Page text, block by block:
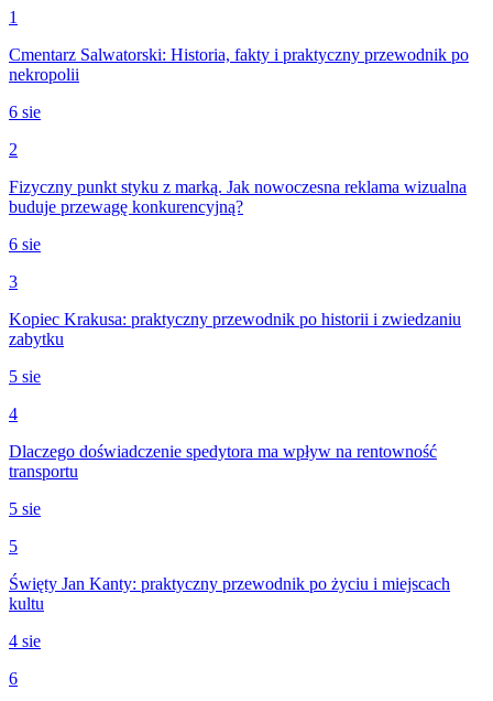
1
Cmentarz Salwatorski: Historia, fakty i praktyczny przewodnik po
nekropolii
6 sie
2
Fizyczny punkt styku z marką. Jak nowoczesna reklama wizualna
buduje przewagę konkurencyjną?
6 sie
3
Kopiec Krakusa: praktyczny przewodnik po historii i zwiedzaniu
zabytku
5 sie
4
Dlaczego doświadczenie spedytora ma wpływ na rentowność
transportu
5 sie
5
Święty Jan Kanty: praktyczny przewodnik po życiu i miejscach
kultu
4 sie
6